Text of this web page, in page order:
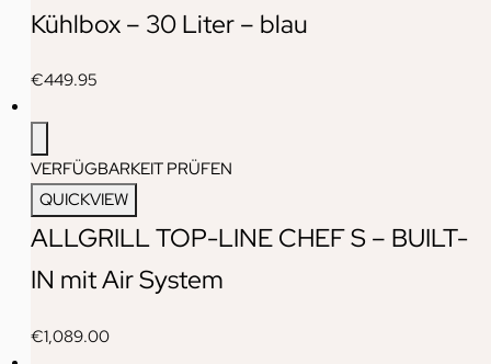
Kühlbox – 30 Liter – blau
€449.95
VERFÜGBARKEIT PRÜFEN
QUICKVIEW
ALLGRILL TOP-LINE CHEF S – BUILT-
IN mit Air System
€1,089.00